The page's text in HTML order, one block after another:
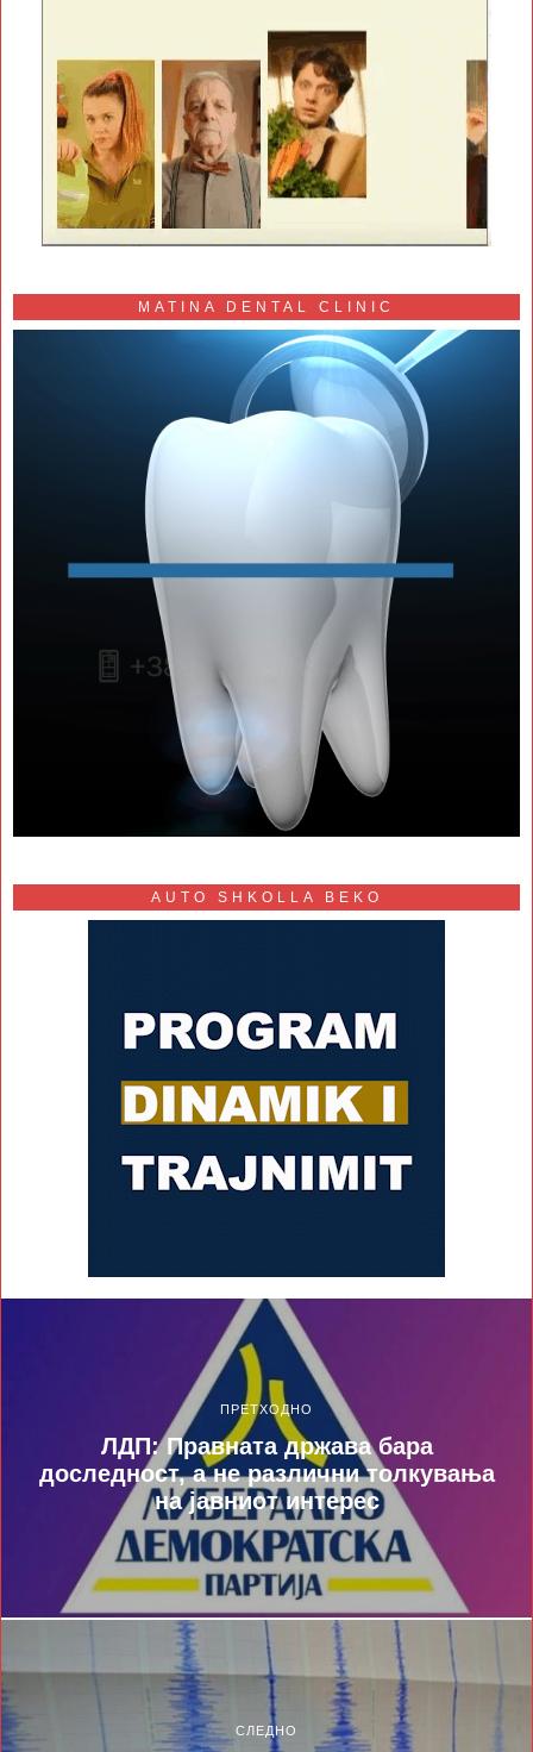
MATINA DENTAL CLINIC
AUTO SHKOLLA BEKO
ПРЕТХОДНО
ЛДП: Правната држава бара
доследност, а не различни толкувања
на јавниот интерес
СЛЕДНО